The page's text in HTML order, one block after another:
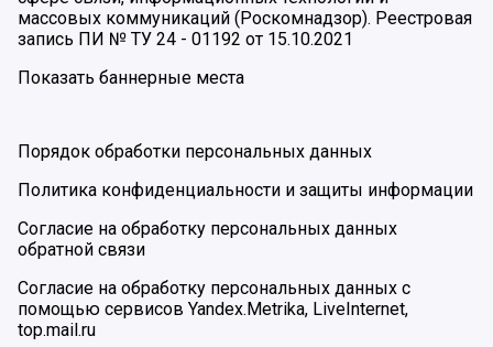
массовых коммуникаций (Роскомнадзор). Реестровая
запись ПИ № ТУ 24 - 01192 от 15.10.2021
Показать баннерные места
Порядок обработки персональных данных
Политика конфиденциальности и защиты информации
Согласие на обработку персональных данных
обратной связи
Согласие на обработку персональных данных с
помощью сервисов Yandex.Metrika, LiveInternet,
top.mail.ru